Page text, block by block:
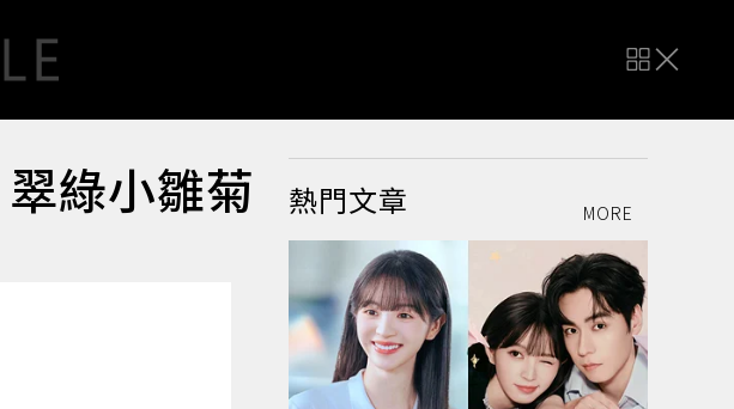
綠小雛菊
熱門文章 MORE